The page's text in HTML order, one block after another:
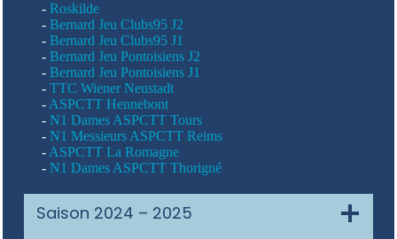
- Roskilde
- Bernard Jeu Clubs95 J2
- Bernard Jeu Clubs95 J1
- Bernard Jeu Pontoisiens J2
- Bernard Jeu Pontoisiens J1
- TTC Wiener Neustadt
- ASPCTT Hennebont
- N1 Dames ASPCTT Tours
- N1 Messieurs ASPCTT Reims
- ASPCTT La Romagne
- N1 Dames ASPCTT Thorigné
Saison 2024 – 2025